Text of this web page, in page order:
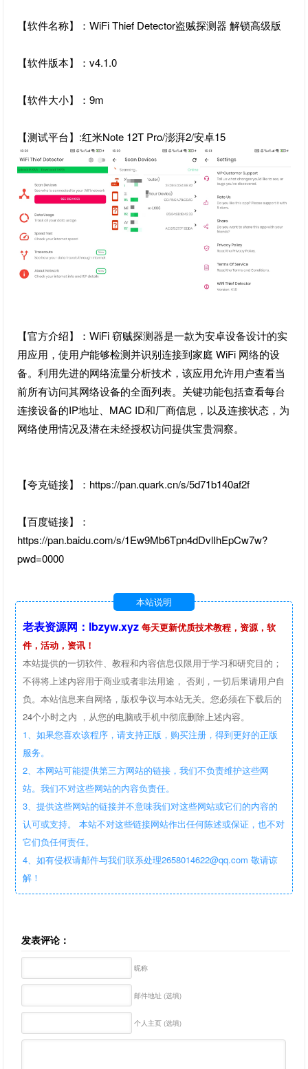
【软件名称】：WiFi Thief Detector盗贼探测器 解锁高级版
【软件版本】：v4.1.0
【软件大小】：9m
【测试平台】:红米Note 12T Pro/澎湃2/安卓15
【官方介绍】：WiFi 窃贼探测器是一款为安卓设备设计的实
用应用，使用户能够检测并识别连接到家庭 WiFi 网络的设
备。利用先进的网络流量分析技术，该应用允许用户查看当
前所有访问其网络设备的全面列表。关键功能包括查看每台
连接设备的IP地址、MAC ID和厂商信息，以及连接状态，为
网络使用情况及潜在未经授权访问提供宝贵洞察。
【夸克链接】：https://pan.quark.cn/s/5d71b140af2f
【百度链接】：
https://pan.baidu.com/s/1Ew9Mb6Tpn4dDvlIhEpCw7w?
pwd=0000
本站说明
老表资源网：lbzyw.xyz 每天更新优质技术教程，资源，软
件，活动，资讯！
本站提供的一切软件、教程和内容信息仅限用于学习和研究目的；
不得将上述内容用于商业或者非法用途， 否则，一切后果请用户自
负。本站信息来自网络，版权争议与本站无关。您必须在下载后的
24个小时之内 ，从您的电脑或手机中彻底删除上述内容。
1、如果您喜欢该程序，请支持正版，购买注册，得到更好的正版
服务。
2、本网站可能提供第三方网站的链接，我们不负责维护这些网
站。我们不对这些网站的内容负责任。
3、提供这些网站的链接并不意味我们对这些网站或它们的内容的
认可或支持。 本站不对这些链接网站作出任何陈述或保证，也不对
它们负任何责任。
4、如有侵权请邮件与我们联系处理2658014622@qq.com 敬请谅
解！
发表评论：
昵称
邮件地址 (选填)
个人主页 (选填)